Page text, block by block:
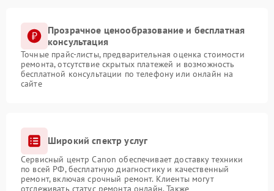
Прозрачное ценообразование и бесплатная
консультация
Точные прайс-листы, предварительная оценка стоимости
ремонта, отсутствие скрытых платежей и возможность
бесплатной консультации по телефону или онлайн на
сайте
Широкий спектр услуг
Сервисный центр Canon обеспечивает доставку техники
по всей РФ, бесплатную диагностику и качественный
ремонт, включая срочный ремонт. Клиенты могут
отслеживать статус ремонта онлайн. Также